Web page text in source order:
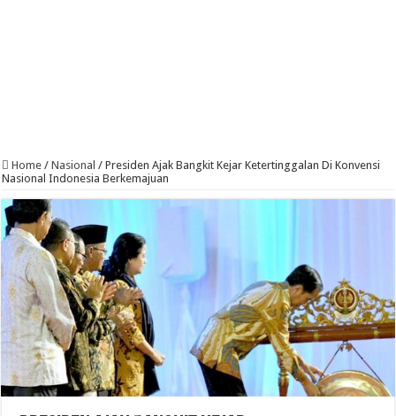
Home / Nasional / Presiden Ajak Bangkit Kejar Ketertinggalan Di Konvensi
Nasional Indonesia Berkemajuan